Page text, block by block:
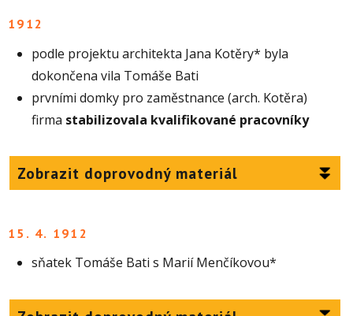
1912
podle projektu architekta Jana Kotěry* byla
dokončena vila Tomáše Bati
prvními domky pro zaměstnance (arch. Kotěra)
firma stabilizovala kvalifikované pracovníky
Zobrazit doprovodný materiál
15. 4. 1912
sňatek Tomáše Bati s Marií Menčíkovou*